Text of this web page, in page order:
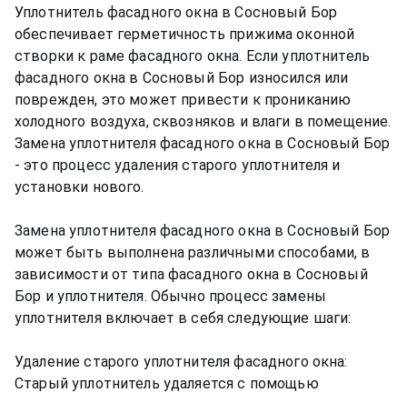
Уплотнитель фасадного окна в Сосновый Бор
обеспечивает герметичность прижима оконной
створки к раме фасадного окна. Если уплотнитель
фасадного окна в Сосновый Бор износился или
поврежден, это может привести к прониканию
холодного воздуха, сквозняков и влаги в помещение.
Замена уплотнителя фасадного окна в Сосновый Бор
- это процесс удаления старого уплотнителя и
установки нового.
Замена уплотнителя фасадного окна в Сосновый Бор
может быть выполнена различными способами, в
зависимости от типа фасадного окна в Сосновый
Бор и уплотнителя. Обычно процесс замены
уплотнителя включает в себя следующие шаги:
Удаление старого уплотнителя фасадного окна:
Старый уплотнитель удаляется с помощью